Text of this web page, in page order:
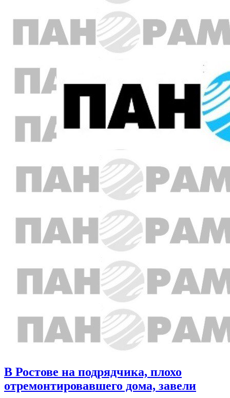
В Ростове на подрядчика, плохо
отремонтировавшего дома, завели